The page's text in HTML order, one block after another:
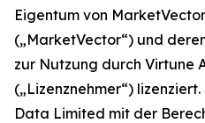
Eigentum von
(„MarketVector“) und
zur Nutzung durch Virtune
(„Lizenznehmer“)
Data Limited mit der